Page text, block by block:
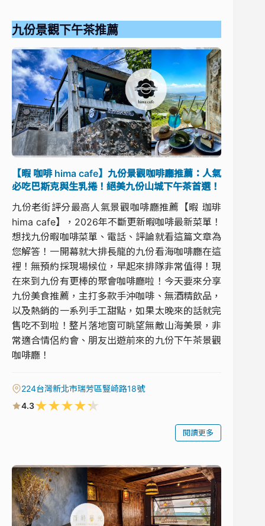
九份景觀下午茶推薦
【暇 咖啡 hima cafe】九份景觀咖啡廳推薦：人氣
必吃巴斯克與生乳捲！絕美九份山城下午茶首選！
九份老街評分最高人氣景觀咖啡廳推薦【暇 珈琲
hima cafe】，2026年不斷更新暇咖啡最新菜單！
想找九份暇咖啡菜單、電話、評論就看這篇文章為
您解答！一開幕就大排長龍的九份看海咖啡廳在這
裡！無預約採現場候位，早起來排隊非常值得！現
在來到九份有更棒的聚會咖啡廳啦！今天要來分享
九份美食推薦，主打多款手沖咖啡、無酒精飲品，
以及熱銷的一系列手工甜點，如果太晚來的話就完
售吃不到啦！整片落地窗可眺望無敵山海美景，非
常適合情侶約會、朋友出遊前來的九份下午茶景觀
咖啡廳！
224台灣新北市瑞芳區豎崎路18號
4.3★★★★★
閱讀更多